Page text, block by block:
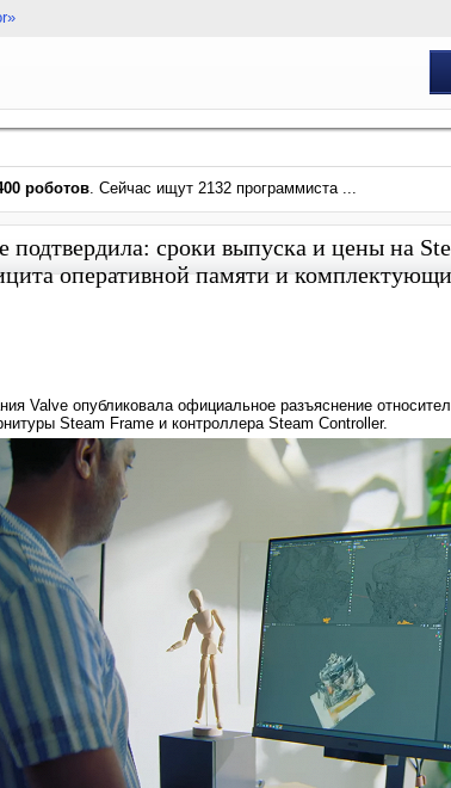
роботов. Сейчас ищут 2132 программиста ...
подтвердила: сроки выпуска и цены на
оперативной памяти и
Valve опубликовала официальное разъяснение
Steam Frame и контроллера Steam Controller.